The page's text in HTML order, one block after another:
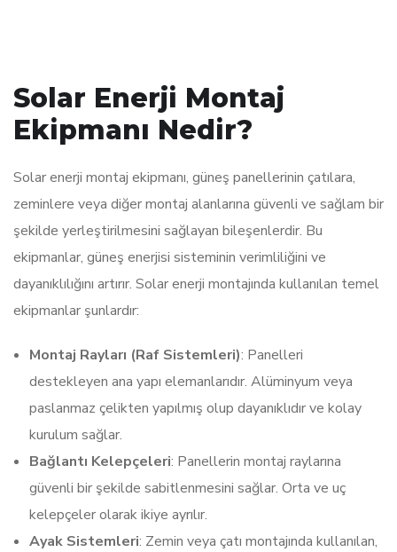
Solar Enerji Montaj
Ekipmanı Nedir?
Solar enerji montaj ekipmanı, güneş panellerinin çatılara,
zeminlere veya diğer montaj alanlarına güvenli ve sağlam bir
şekilde yerleştirilmesini sağlayan bileşenlerdir. Bu
ekipmanlar, güneş enerjisi sisteminin verimliliğini ve
dayanıklılığını artırır. Solar enerji montajında kullanılan temel
ekipmanlar şunlardır:
Montaj Rayları (Raf Sistemleri): Panelleri
destekleyen ana yapı elemanlarıdır. Alüminyum veya
paslanmaz çelikten yapılmış olup dayanıklıdır ve kolay
kurulum sağlar.
Bağlantı Kelepçeleri: Panellerin montaj raylarına
güvenli bir şekilde sabitlenmesini sağlar. Orta ve uç
kelepçeler olarak ikiye ayrılır.
Ayak Sistemleri: Zemin veya çatı montajında kullanılan,